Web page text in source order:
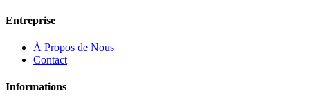
Entreprise
À Propos de Nous
Contact
Informations